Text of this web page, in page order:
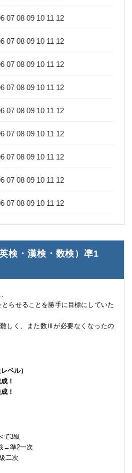
07 08 09 10 11 12
07 08 09 10 11 12
07 08 09 10 11 12
07 08 09 10 11 12
07 08 09 10 11 12
07 08 09 10 11 12
07 08 09 10 11 12
07 08 09 10 11 12
07 08 09 10 11 12
検・漢検・数検）凖1
らせることを勝手に目標にしていた
しく、また数Ⅲが必要なくなったの
ベル）
！
！
て3級
→準2一次
二次